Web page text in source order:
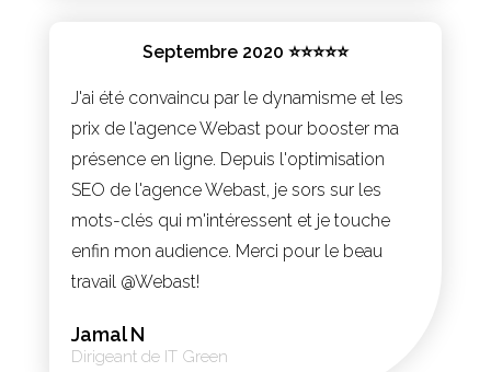
Septembre 2020 ⭐⭐⭐⭐⭐
J'ai été convaincu par le dynamisme et les
prix de l'agence Webast pour booster ma
présence en ligne. Depuis l'optimisation
SEO de l'agence Webast, je sors sur les
mots-clés qui m'intéressent et je touche
enfin mon audience. Merci pour le beau
travail @Webast!
Jamal N
Dirigeant de IT Green